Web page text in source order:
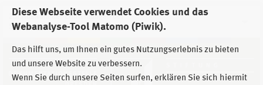
Diese Webseite verwendet Cookies und das
Webanalyse-Tool Matomo (Piwik).
Das hilft uns, um Ihnen ein gutes Nutzungserlebnis zu bieten
und unsere Website zu verbessern.
Wenn Sie durch unsere Seiten surfen, erklären Sie sich hiermit
Zur Auswahl der Einrichtungen der
Stiftung Sächsische Gedenkstätten